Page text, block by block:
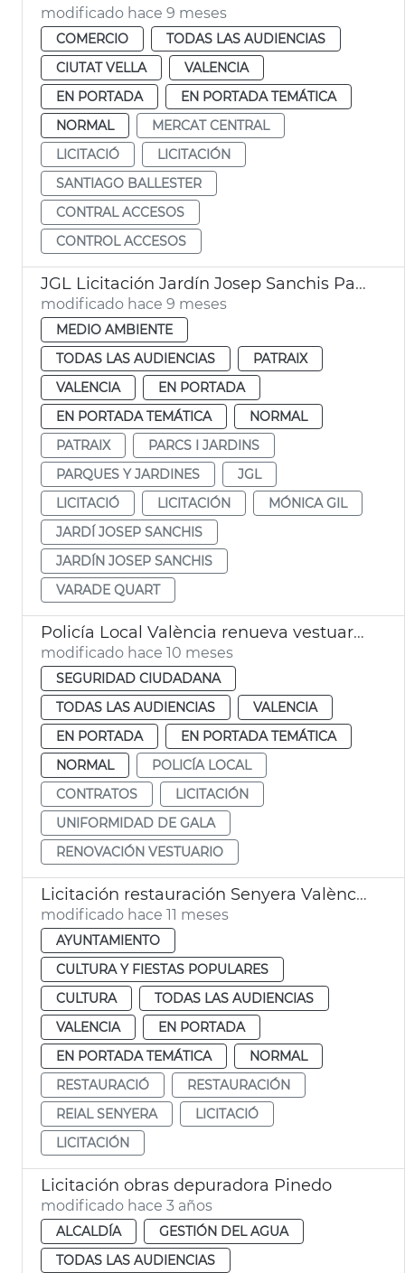
modificado hace 9 meses
COMERCIO
TODAS LAS AUDIENCIAS
CIUTAT VELLA
VALENCIA
EN PORTADA
EN PORTADA TEMÁTICA
NORMAL
MERCAT CENTRAL
LICITACIÓ
LICITACIÓN
SANTIAGO BALLESTER
CONTRAL ACCESOS
CONTROL ACCESOS
JGL Licitación Jardín Josep Sanchis Patraix
modificado hace 9 meses
MEDIO AMBIENTE
TODAS LAS AUDIENCIAS
PATRAIX
VALENCIA
EN PORTADA
EN PORTADA TEMÁTICA
NORMAL
PATRAIX
PARCS I JARDINS
PARQUES Y JARDINES
JGL
LICITACIÓ
LICITACIÓN
MÓNICA GIL
JARDÍ JOSEP SANCHIS
JARDÍN JOSEP SANCHIS
VARADE QUART
Policía Local València renueva vestuario de gala
modificado hace 10 meses
SEGURIDAD CIUDADANA
TODAS LAS AUDIENCIAS
VALENCIA
EN PORTADA
EN PORTADA TEMÁTICA
NORMAL
POLICÍA LOCAL
CONTRATOS
LICITACIÓN
UNIFORMIDAD DE GALA
RENOVACIÓN VESTUARIO
Licitación restauración Senyera València 1545
modificado hace 11 meses
AYUNTAMIENTO
CULTURA Y FIESTAS POPULARES
CULTURA
TODAS LAS AUDIENCIAS
VALENCIA
EN PORTADA
EN PORTADA TEMÁTICA
NORMAL
RESTAURACIÓ
RESTAURACIÓN
REIAL SENYERA
LICITACIÓ
LICITACIÓN
Licitación obras depuradora Pinedo
modificado hace 3 años
ALCALDÍA
GESTIÓN DEL AGUA
TODAS LAS AUDIENCIAS